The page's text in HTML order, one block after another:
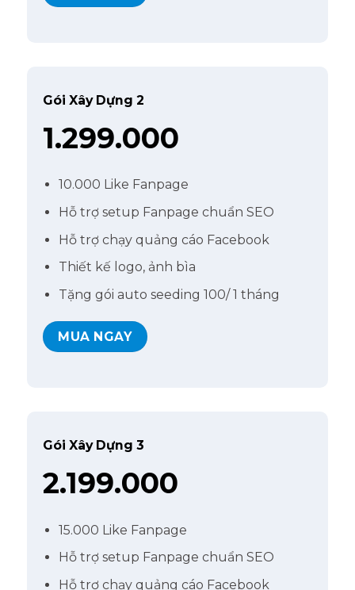
Gói Xây Dựng 2
1.299.000
10.000 Like Fanpage
Hỗ trợ setup Fanpage chuẩn SEO
Hỗ trợ chạy quảng cáo Facebook
Thiết kế logo, ảnh bìa
Tặng gói auto seeding 100/ 1 tháng
MUA NGAY
Gói Xây Dựng 3
2.199.000
15.000 Like Fanpage
Hỗ trợ setup Fanpage chuẩn SEO
Hỗ trợ chạy quảng cáo Facebook